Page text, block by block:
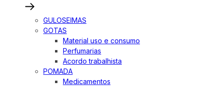
GULOSEIMAS
GOTAS
Material uso e consumo
Perfumarias
Acordo trabalhista
POMADA
Medicamentos